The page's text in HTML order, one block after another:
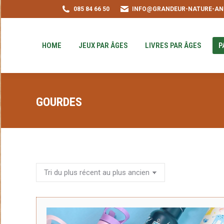
085 84 66 50 INFO@GRANDEUR-NATURE-
HOME JEUX PAR ÂGES LIVRES PAR ÂGES
GOURDES
HOME JEUX PAR ÂGES LIVRES PAR
PUZZLE-ACHAT